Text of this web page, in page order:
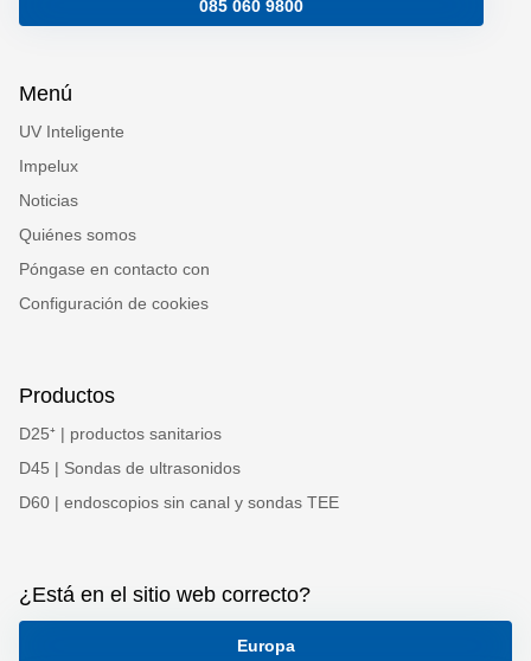
085 060 9800
Menú
UV Inteligente
Impelux
Noticias
Quiénes somos
Póngase en contacto con
Configuración de cookies
Productos
D25⁺ | productos sanitarios
D45 | Sondas de ultrasonidos
D60 | endoscopios sin canal y sondas TEE
¿Está en el sitio web correcto?
Europa